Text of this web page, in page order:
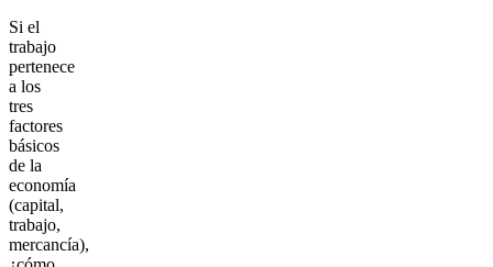
Si el
trabajo
pertenece
a los
tres
factores
básicos
de la
economía
(capital,
trabajo,
mercancía),